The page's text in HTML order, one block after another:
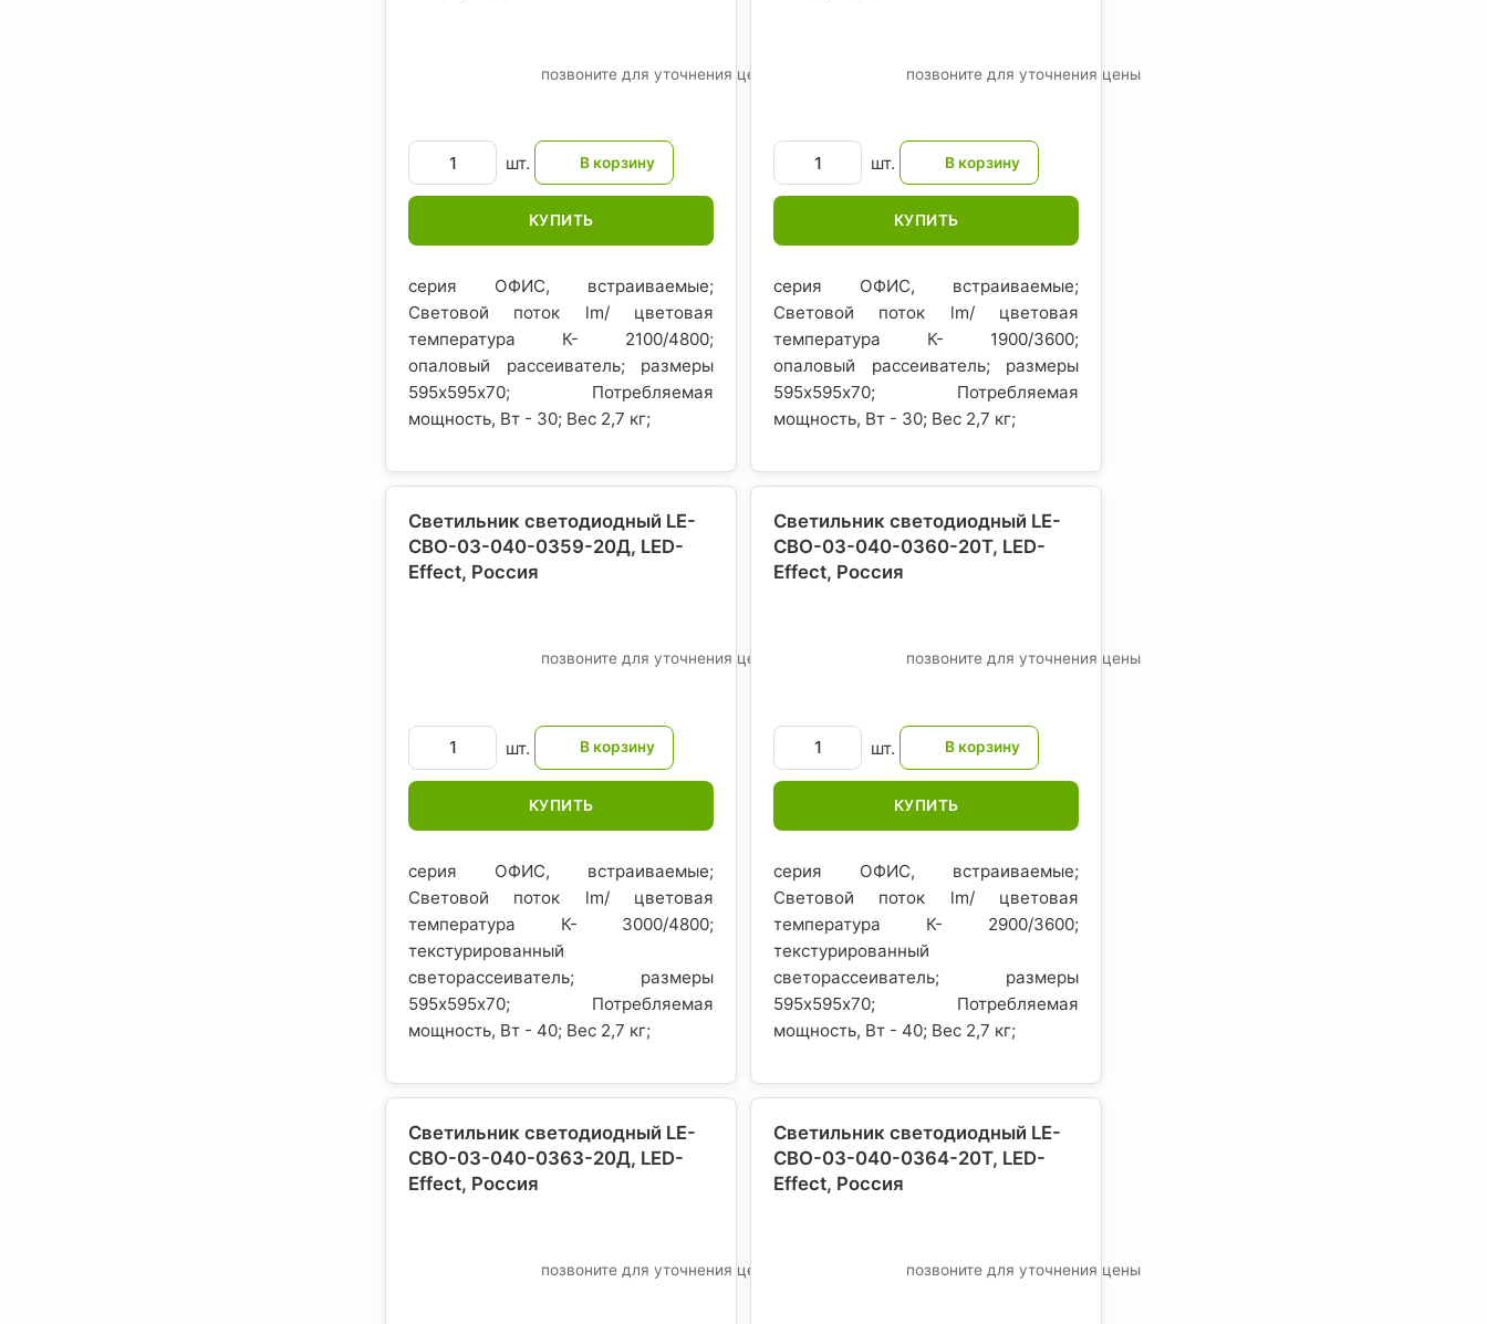
позвоните для уточнения цены
шт.
КУПИТЬ
серия ОФИС, встраиваемые;
Световой поток lm/ цветовая
температура К- 2100/4800;
опаловый рассеиватель; размеры
595х595х70; Потребляемая
мощность, Вт - 30; Вес 2,7 кг;
позвоните для уточнения цены
шт.
КУПИТЬ
серия ОФИС, встраиваемые;
Световой поток lm/ цветовая
температура К- 1900/3600;
опаловый рассеиватель; размеры
595х595х70; Потребляемая
мощность, Вт - 30; Вес 2,7 кг;
Светильник светодиодный LE-
СВО-03-040-0359-20Д, LED-
Effect, Россия
позвоните для уточнения цены
шт.
КУПИТЬ
серия ОФИС, встраиваемые;
Световой поток lm/ цветовая
температура К- 3000/4800;
текстурированный
светорассеиватель; размеры
595х595х70; Потребляемая
мощность, Вт - 40; Вес 2,7 кг;
Светильник светодиодный LE-
СВО-03-040-0360-20Т, LED-
Effect, Россия
позвоните для уточнения цены
шт.
КУПИТЬ
серия ОФИС, встраиваемые;
Световой поток lm/ цветовая
температура К- 2900/3600;
текстурированный
светорассеиватель; размеры
595х595х70; Потребляемая
мощность, Вт - 40; Вес 2,7 кг;
Светильник светодиодный LE-
СВО-03-040-0363-20Д, LED-
Effect, Россия
позвоните для уточнения цены
Светильник светодиодный LE-
СВО-03-040-0364-20Т, LED-
Effect, Россия
позвоните для уточнения цены